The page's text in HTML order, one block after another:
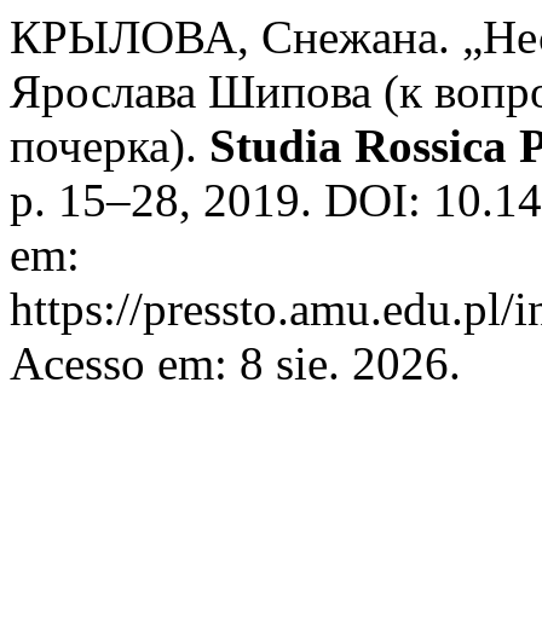
КРЫЛОВА, Снежана.
Ярослава Шипова (к
почерка). Studia Rossica
p. 15–28, 2019. DOI:
em:
https://
Acesso em: 8 sie. 2026.